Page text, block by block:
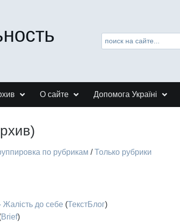
О сайте Допомога Україні
по рубрикам /Только рубрики
Жалість до себе (ТекстБлог)
Brief)